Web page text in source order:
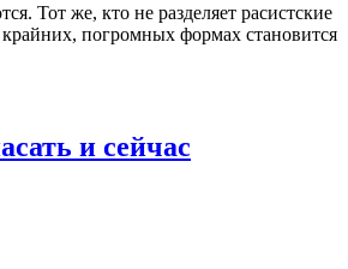
Тот же, кто не разделяет расистские
погромных формах становится
и сейчас